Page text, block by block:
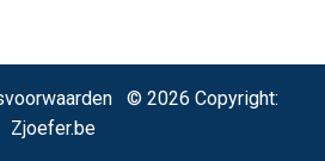
© 2026 Copyright:
Zjoefer.be